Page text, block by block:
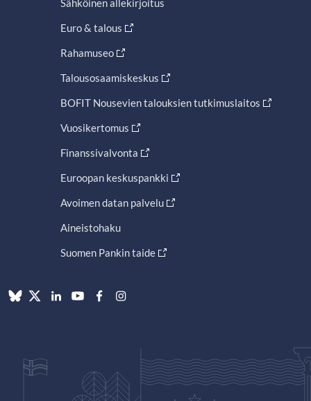
Sähköinen allekirjoitus
Euro & talous
Rahamuseo
Talousosaamiskeskus
BOFIT Nousevien talouksien tutkimuslaitos
Vuosikertomus
Finanssivalvonta
Euroopan keskuspankki
Avoimen datan palvelu
Aineistohaku
Suomen Pankin taide